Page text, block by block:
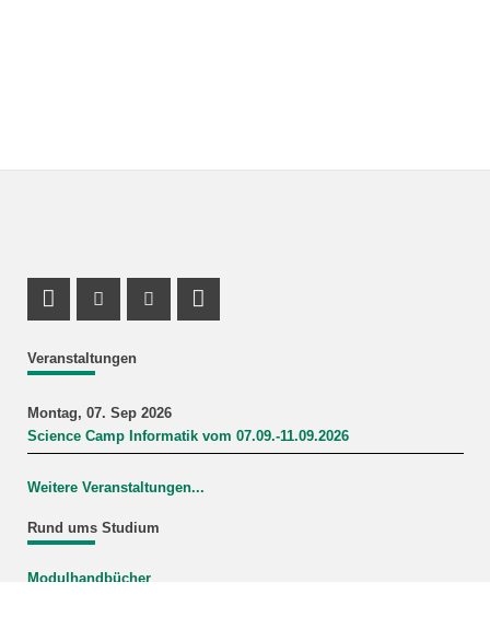
Veranstaltungen
Montag, 07. Sep 2026
Science Camp Informatik vom 07.09.-11.09.2026
Weitere Veranstaltungen...
Rund ums Studium
Modulhandbücher
Profil Mastodon
Instagram Profil
Youtube Profil
LinkedIn Profil